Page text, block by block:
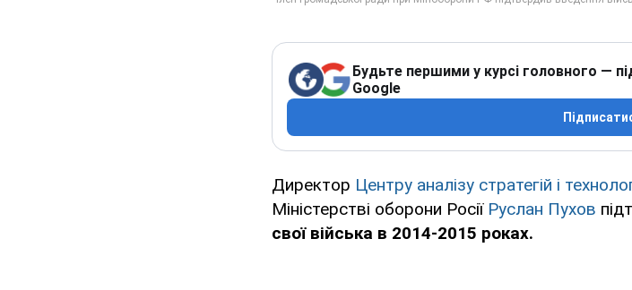
Будьте першими у курсі головного —
Google
Директор Центру аналізу стратегій і
Міністерстві оборони Росії Руслан Пухов
свої війська в 2014-2015 роках.